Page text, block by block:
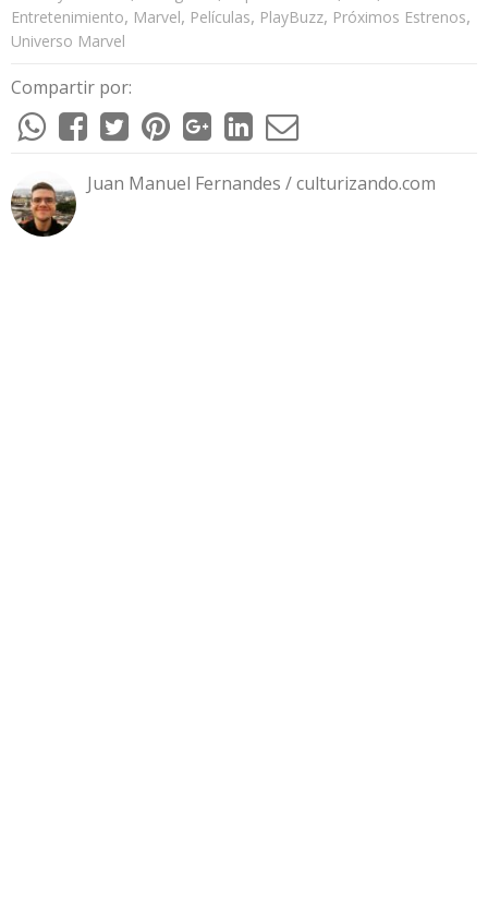
Entretenimiento, Marvel, Películas, PlayBuzz, Próximos Estrenos,
Universo Marvel
Compartir por:
Juan Manuel Fernandes / culturizando.com